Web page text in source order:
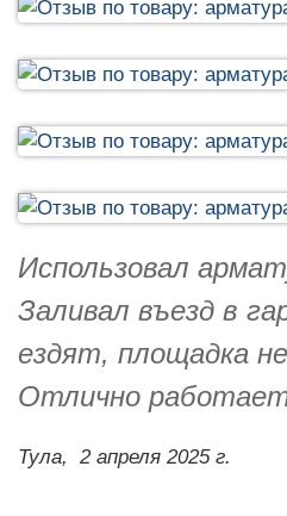
Использовал
Заливал въезд в
ездят, площадка
Отлично
Тула, 2 апреля 2025 г.